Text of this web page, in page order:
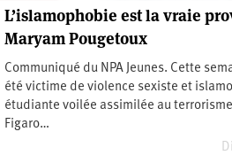
L’islamophobie est la vraie
Maryam Pougetoux
Communiqué du NPA Jeunes. Cette
été victime de violence sexiste et
étudiante voilée assimilée au
Figaro…